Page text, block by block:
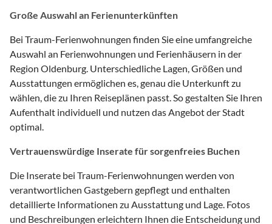
Große Auswahl an Ferienunterkünften
Bei Traum-Ferienwohnungen finden Sie eine umfangreiche
Auswahl an Ferienwohnungen und Ferienhäusern in der
Region Oldenburg. Unterschiedliche Lagen, Größen und
Ausstattungen ermöglichen es, genau die Unterkunft zu
wählen, die zu Ihren Reiseplänen passt. So gestalten Sie Ihren
Aufenthalt individuell und nutzen das Angebot der Stadt
optimal.
Vertrauenswürdige Inserate für sorgenfreies Buchen
Die Inserate bei Traum-Ferienwohnungen werden von
verantwortlichen Gastgebern gepflegt und enthalten
detaillierte Informationen zu Ausstattung und Lage. Fotos
und Beschreibungen erleichtern Ihnen die Entscheidung und